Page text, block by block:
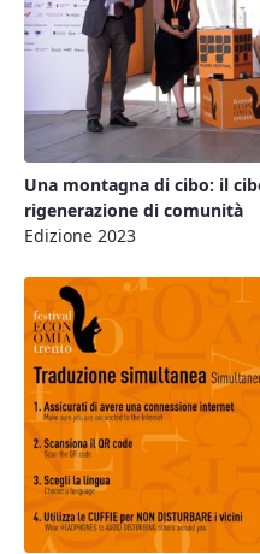
Una montagna di cibo: il
rigenerazione di comunità
Edizione 2023